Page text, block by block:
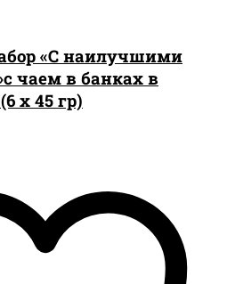
«С наилучшими
чаем в банках в
х 45 гр)